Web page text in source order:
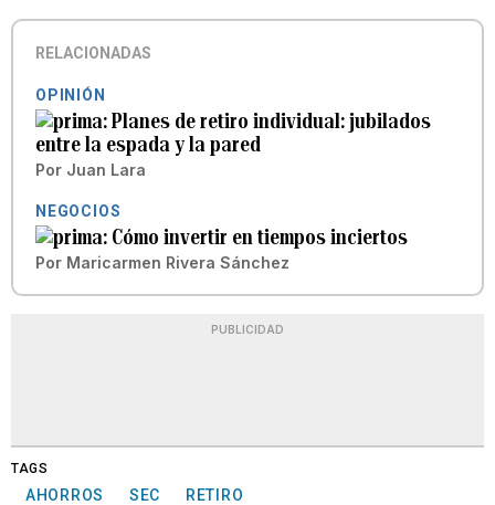
RELACIONADAS
OPINIÓN
Planes de retiro individual: jubilados
entre la espada y la pared
Por Juan Lara
NEGOCIOS
Cómo invertir en tiempos inciertos
Por Maricarmen Rivera Sánchez
PUBLICIDAD
TAGS
AHORROS SEC RETIRO